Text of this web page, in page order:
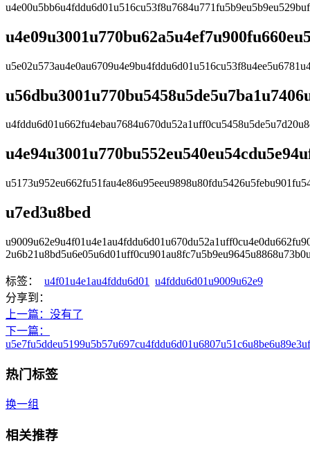
u7ed3u8bed
标签： u4f01u4e1au4fddu6d01
u4fddu6d01u9009u62e9
分享到：
上一篇 ：没有了
下一篇 ：
热门标签
换一组
相关推荐